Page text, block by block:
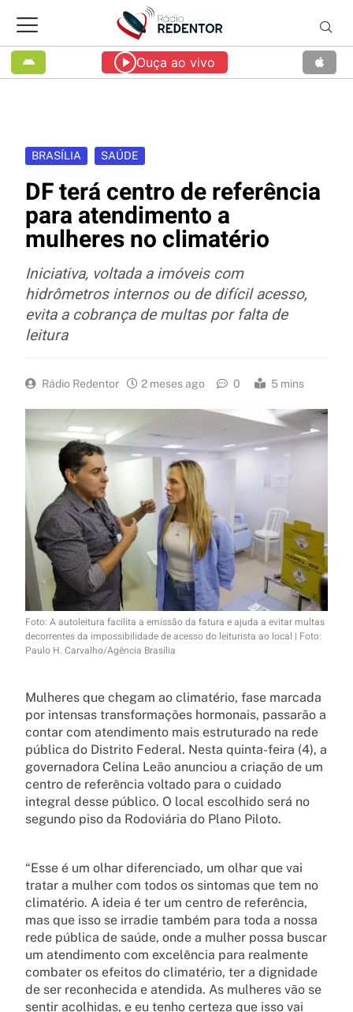
Ouça ao vivo
BRASÍLIA SAÚDE
DF terá centro de referência
para atendimento a
mulheres no climatério
Iniciativa, voltada a imóveis com
hidrômetros internos ou de difícil acesso,
evita a cobrança de multas por falta de
leitura
Rádio Redentor 2 meses ago 0 5 mins
Foto: A autoleitura facilita a emissão da fatura e ajuda a evitar multas
decorrentes da impossibilidade de acesso do leiturista ao local | Foto:
Paulo H. Carvalho/Agência Brasília
Mulheres que chegam ao climatério, fase marcada
por intensas transformações hormonais, passarão a
contar com atendimento mais estruturado na rede
pública do Distrito Federal. Nesta quinta-feira (4), a
governadora Celina Leão anunciou a criação de um
centro de referência voltado para o cuidado
integral desse público. O local escolhido será no
segundo piso da Rodoviária do Plano Piloto.
“Esse é um olhar diferenciado, um olhar que vai
tratar a mulher com todos os sintomas que tem no
climatério. A ideia é ter um centro de referência,
mas que isso se irradie também para toda a nossa
rede pública de saúde, onde a mulher possa buscar
um atendimento com excelência para realmente
combater os efeitos do climatério, ter a dignidade
de ser reconhecida e atendida. As mulheres vão se
sentir acolhidas, e eu tenho certeza que isso vai